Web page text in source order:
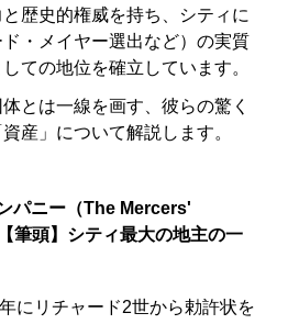
歴史的権威を持ち、シティに
・メイヤー選出など）の実質
ての地位を確立しています。
とは一線を画す、彼らの驚く
産」について解説します。
パニー（The Mercers'
【筆頭】シティ最大の地主の一
にリチャード2世から勅許状を